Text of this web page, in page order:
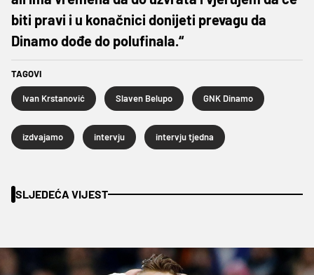
biti pravi i u konačnici donijeti prevagu da
Dinamo dođe do polufinala.“
TAGOVI
Ivan Krstanović Slaven Belupo GNK Dinamo
izdvajamo intervju intervju tjedna
SLJEDEĆA VIJEST